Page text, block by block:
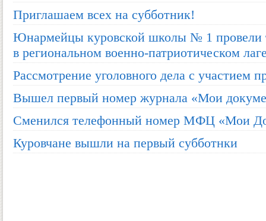
Приглашаем всех на субботник!
Юнармейцы куровской школы № 1 провели
в региональном военно-патриотическом
Рассмотрение уголовного дела с участием
Вышел первый номер журнала «Мои
Сменился телефонный номер МФЦ «Мои
Куровчане вышли на первый субботнки